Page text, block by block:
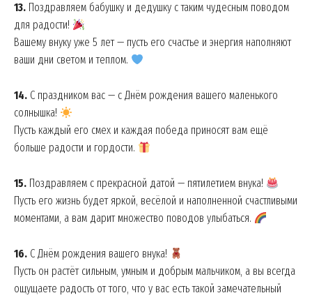
13. Поздравляем бабушку и дедушку с таким чудесным поводом
для радости!
Вашему внуку уже 5 лет — пусть его счастье и энергия наполняют
ваши дни светом и теплом.
14. С праздником вас — с Днём рождения вашего маленького
солнышка!
Пусть каждый его смех и каждая победа приносят вам ещё
больше радости и гордости.
15. Поздравляем с прекрасной датой — пятилетием внука!
Пусть его жизнь будет яркой, весёлой и наполненной счастливыми
моментами, а вам дарит множество поводов улыбаться.
16. С Днём рождения вашего внука!
Пусть он растёт сильным, умным и добрым мальчиком, а вы всегда
ощущаете радость от того, что у вас есть такой замечательный